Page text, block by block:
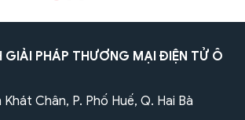
GIẢI PHÁP THƯƠNG MẠI ĐIỆN TỬ Ô
Chân, P. Phố Huế, Q. Hai Bà